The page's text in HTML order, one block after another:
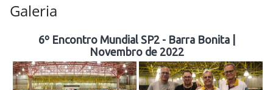
Galeria
6º Encontro Mundial SP2 - Barra Bonita |
Novembro de 2022